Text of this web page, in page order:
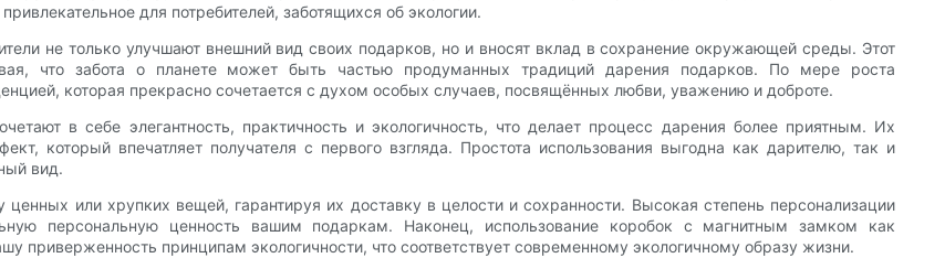
для потребителей, заботящихся об экологии.
не только улучшают внешний вид своих подарков, но и вносят вклад в сохранение окружающей среды. Этот
что забота о планете может быть частью продуманных традиций дарения подарков. По мере роста
которая прекрасно сочетается с духом особых случаев, посвящённых любви, уважению и доброте.
в себе элегантность, практичность и экологичность, что делает процесс дарения более приятным. Их
который впечатляет получателя с первого взгляда. Простота использования выгодна как дарителю, так и
вид.
или хрупких вещей, гарантируя их доставку в целости и сохранности. Высокая степень персонализации
персональную ценность вашим подаркам. Наконец, использование коробок с магнитным замком как
приверженность принципам экологичности, что соответствует современному экологичному образу жизни.